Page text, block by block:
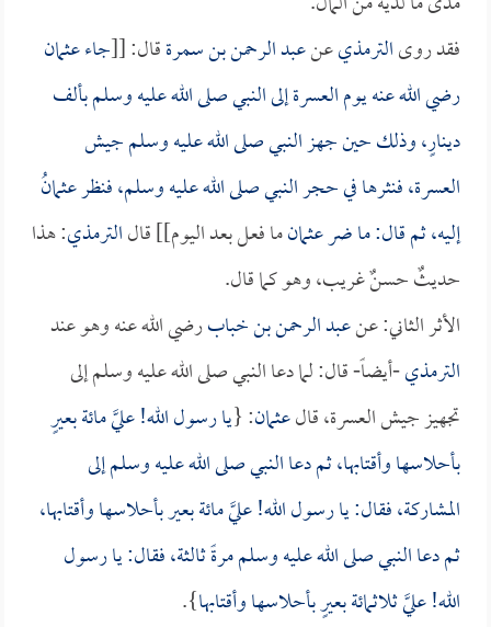
فقد روىالترمذيعنعبد الرحمن بن سمرةقال: [[جاءعثمان
رضي الله عنه يوم العسرة إلى النبي صلى الله عليه وسلم بألف
دينارٍ، وذلك حين جهز النبي صلى الله عليه وسلم جيش
العسرة، فنثرها في حجر النبي صلى الله عليه وسلم، فنظرعثمان
إليه، ثم قال: ما ضرعثمانما فعل بعد اليوم]] قالالترمذي: هذا
حديثٌ حسنٌ غريب، وهو كما قال.
الأثر الثاني: عنعبد الرحمن بن خبابرضي الله عنه وهو عند
الترمذي-أيضاً- قال: لما دعا النبي صلى الله عليه وسلم إلى
تجهيز جيش العسرة، قالعثمان: {يا رسول الله! عليَّ مائة بعيرٍ
بأحلاسها وأقتابها، ثم دعا النبي صلى الله عليه وسلم إلى
المشاركة، فقال: يا رسول الله! عليَّ مائة بعير بأحلاسها وأقتابها،
ثم دعا النبي صلى الله عليه وسلم مرةً ثالثة، فقال: يا رسول
الله! عليَّ ثلاثمائة بعيرٍ بأحلاسها وأقتابها}.